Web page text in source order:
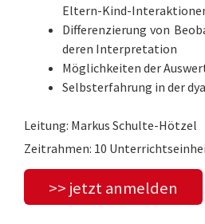
Eltern-Kind-
Differenzierung von
deren Interpretation
Möglichkeiten der
Selbsterfahrung in der
Leitung: Markus Schulte-Hötzel
Zeitrahmen: 10
>> jetzt anmelden